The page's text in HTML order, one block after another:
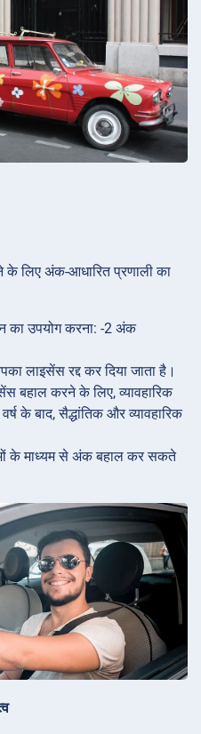
के लिए अंक-आधारित प्रणाली का
का उपयोग करना: -2 अंक
लाइसेंस रद्द कर दिया जाता है।
बहाल करने के लिए, व्यावहारिक
के बाद, सैद्धांतिक और व्यावहारिक
के माध्यम से अंक बहाल कर सकते